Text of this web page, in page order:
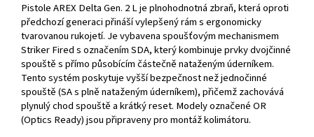
Pistole AREX Delta Gen. 2 L je plnohodnotná zbraň, která oproti
předchozí generaci přináší vylepšený rám s ergonomicky
tvarovanou rukojetí. Je vybavena spoušťovým mechanismem
Striker Fired s označením SDA, který kombinuje prvky dvojčinné
spouště s přímo působícím částečně nataženým úderníkem.
Tento systém poskytuje vyšší bezpečnost než jednočinné
spouště (SA s plně nataženým úderníkem), přičemž zachovává
plynulý chod spouště a krátký reset. Modely označené OR
(Optics Ready) jsou připraveny pro montáž kolimátoru.